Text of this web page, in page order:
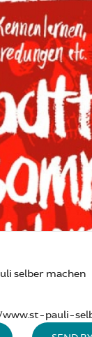
selber machen
pauli-